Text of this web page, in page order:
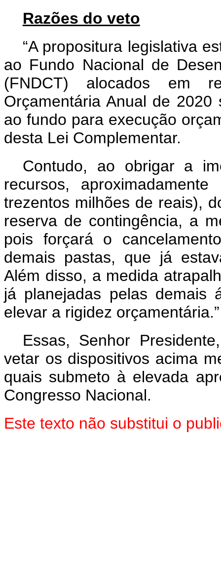
Razões do veto
“A propositura legislativa
ao Fundo Nacional de
(FNDCT) alocados em
Orçamentária Anual de 2020
ao fundo para execução
desta Lei Complementar.
Contudo, ao obrigar a
recursos,
trezentos milhões de reais),
reserva de contingência, a
pois forçará o
demais pastas, que já
Além disso, a medida
já planejadas pelas demais
elevar a rigidez
Essas, Senhor
vetar os dispositivos acima
quais submeto à elevada
Congresso Nacional.
Este texto não substitui o